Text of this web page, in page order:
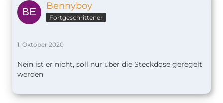
Bennyboy
Fortgeschrittener
1. Oktober 2020
Nein ist er nicht, soll nur über die Steckdose geregelt
werden